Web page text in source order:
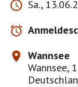
gemütlich sein
erreichen an
besucht.
Den Preis des
kann mit D
Sa.,
Wannsee
Wannsee,